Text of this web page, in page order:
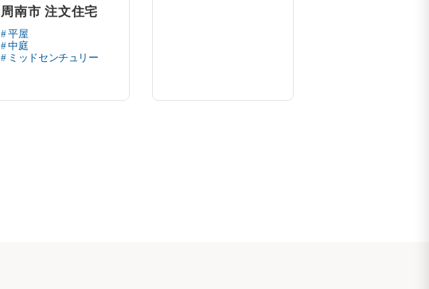
周南市 注文住宅
# 平屋
# 中庭
# ミッドセンチュリー